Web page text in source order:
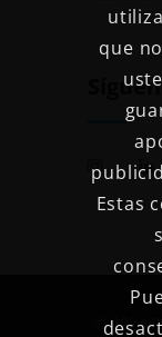
© 2024
que
Estas